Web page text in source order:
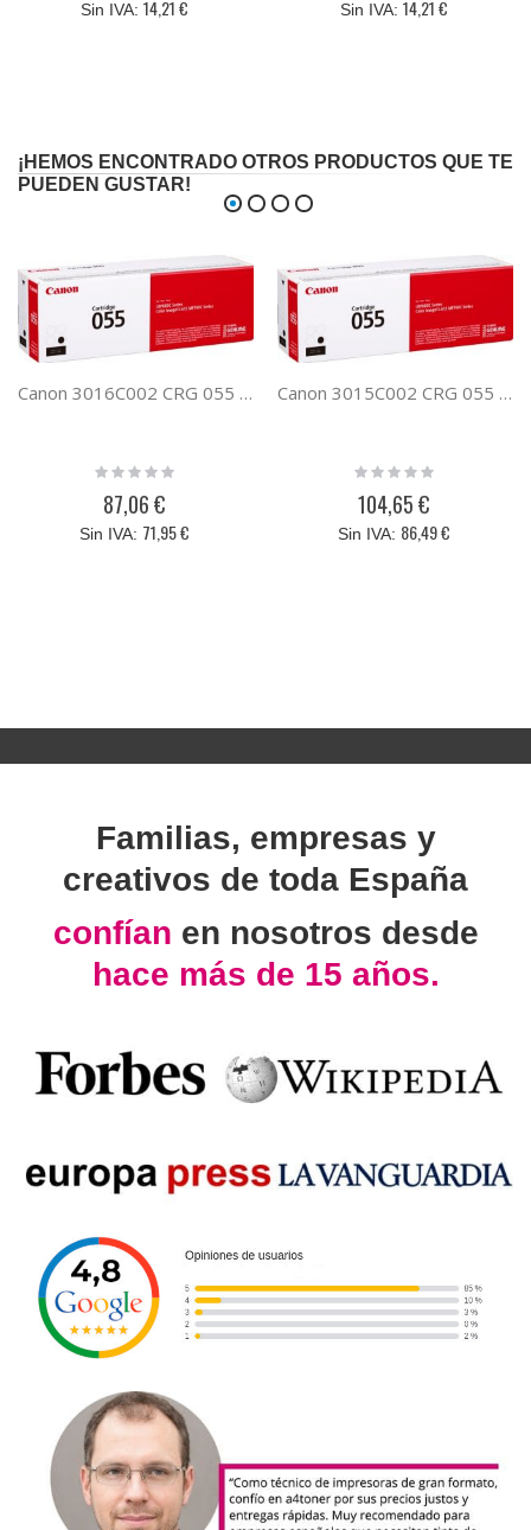
14,21 € 14,21 €
¡HEMOS ENCONTRADO OTROS PRODUCTOS QUE TE
PUEDEN GUSTAR!
Canon 3016C002 CRG 055 NEGRO
Rating:
87,06 €
71,95 €
Canon 3015C002 CRG 055 CIAN
Rating:
104,65 €
86,49 €
Familias, empresas y
creativos de toda España
confían en nosotros desde
hace más de 15 años.